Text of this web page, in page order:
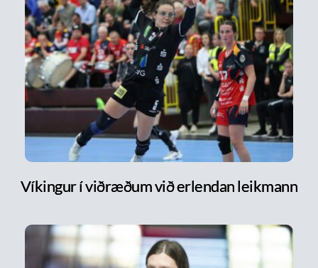
Víkingur í viðræðum við erlendan leikmann